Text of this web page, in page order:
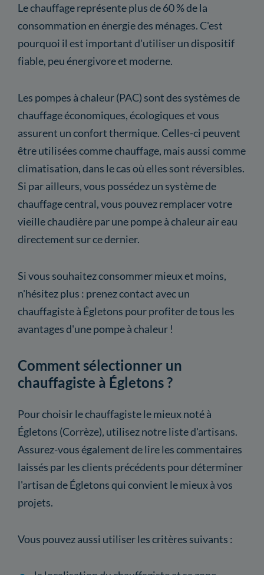
Le chauffage représente plus de 60 % de la
consommation en énergie des ménages. C'est
pourquoi il est important d'utiliser un dispositif
fiable, peu énergivore et moderne.
Les pompes à chaleur (PAC) sont des systèmes de
chauffage économiques, écologiques et vous
assurent un confort thermique. Celles-ci peuvent
être utilisées comme chauffage, mais aussi comme
climatisation, dans le cas où elles sont réversibles.
Si par ailleurs, vous possédez un système de
chauffage central, vous pouvez remplacer votre
vieille chaudière par une pompe à chaleur air eau
directement sur ce dernier.
Si vous souhaitez consommer mieux et moins,
n'hésitez plus : prenez contact avec un
chauffagiste à Égletons pour profiter de tous les
avantages d'une pompe à chaleur !
Comment sélectionner un
chauffagiste à Égletons ?
Pour choisir le chauffagiste le mieux noté à
Égletons (Corrèze), utilisez notre liste d'artisans.
Assurez-vous également de lire les commentaires
laissés par les clients précédents pour déterminer
l'artisan de Égletons qui convient le mieux à vos
projets.
Vous pouvez aussi utiliser les critères suivants :